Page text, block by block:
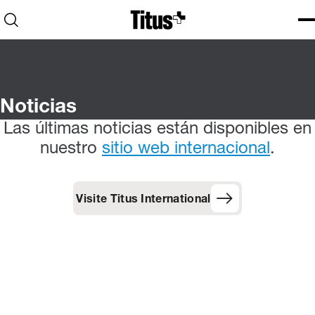
Home
Open search
Noticias
Las últimas noticias están disponibles en
nuestro sitio web internacional.
Visite Titus International